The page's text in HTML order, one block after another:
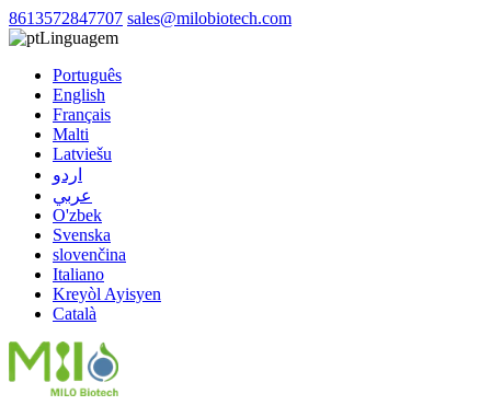
8613572847707 sales@milobiotech.com
Linguagem
Português
English
Français
Malti
Latviešu
اردو
عربي
O'zbek
Svenska
slovenčina
Italiano
Kreyòl Ayisyen
Català